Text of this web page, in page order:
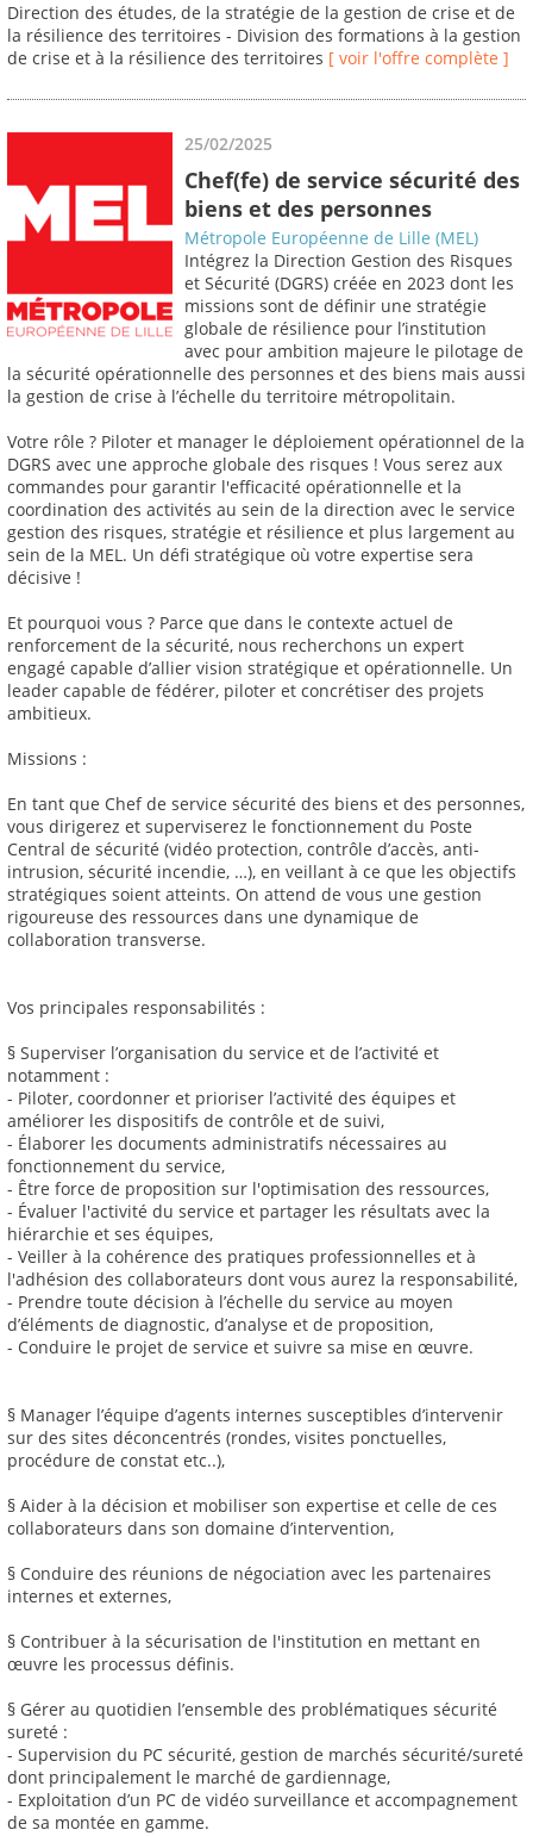
Direction des études, de la stratégie de la gestion de crise et de
la résilience des territoires - Division des formations à la gestion
de crise et à la résilience des territoires [ voir l'offre complète ]
25/02/2025
Chef(fe) de service sécurité des
biens et des personnes
Métropole Européenne de Lille (MEL)
Intégrez la Direction Gestion des Risques
et Sécurité (DGRS) créée en 2023 dont les
missions sont de définir une stratégie
globale de résilience pour l’institution
avec pour ambition majeure le pilotage de
la sécurité opérationnelle des personnes et des biens mais aussi
la gestion de crise à l’échelle du territoire métropolitain.
Votre rôle ? Piloter et manager le déploiement opérationnel de la
DGRS avec une approche globale des risques ! Vous serez aux
commandes pour garantir l'efficacité opérationnelle et la
coordination des activités au sein de la direction avec le service
gestion des risques, stratégie et résilience et plus largement au
sein de la MEL. Un défi stratégique où votre expertise sera
décisive !
Et pourquoi vous ? Parce que dans le contexte actuel de
renforcement de la sécurité, nous recherchons un expert
engagé capable d’allier vision stratégique et opérationnelle. Un
leader capable de fédérer, piloter et concrétiser des projets
ambitieux.
Missions :
En tant que Chef de service sécurité des biens et des personnes,
vous dirigerez et superviserez le fonctionnement du Poste
Central de sécurité (vidéo protection, contrôle d’accès, anti-
intrusion, sécurité incendie, …), en veillant à ce que les objectifs
stratégiques soient atteints. On attend de vous une gestion
rigoureuse des ressources dans une dynamique de
collaboration transverse.
Vos principales responsabilités :
§ Superviser l’organisation du service et de l’activité et
notamment :
- Piloter, coordonner et prioriser l’activité des équipes et
améliorer les dispositifs de contrôle et de suivi,
- Élaborer les documents administratifs nécessaires au
fonctionnement du service,
- Être force de proposition sur l'optimisation des ressources,
- Évaluer l'activité du service et partager les résultats avec la
hiérarchie et ses équipes,
- Veiller à la cohérence des pratiques professionnelles et à
l'adhésion des collaborateurs dont vous aurez la responsabilité,
- Prendre toute décision à l’échelle du service au moyen
d’éléments de diagnostic, d’analyse et de proposition,
- Conduire le projet de service et suivre sa mise en œuvre.
§ Manager l’équipe d’agents internes susceptibles d’intervenir
sur des sites déconcentrés (rondes, visites ponctuelles,
procédure de constat etc..),
§ Aider à la décision et mobiliser son expertise et celle de ces
collaborateurs dans son domaine d’intervention,
§ Conduire des réunions de négociation avec les partenaires
internes et externes,
§ Contribuer à la sécurisation de l'institution en mettant en
œuvre les processus définis.
§ Gérer au quotidien l’ensemble des problématiques sécurité
sureté :
- Supervision du PC sécurité, gestion de marchés sécurité/sureté
dont principalement le marché de gardiennage,
- Exploitation d’un PC de vidéo surveillance et accompagnement
de sa montée en gamme.